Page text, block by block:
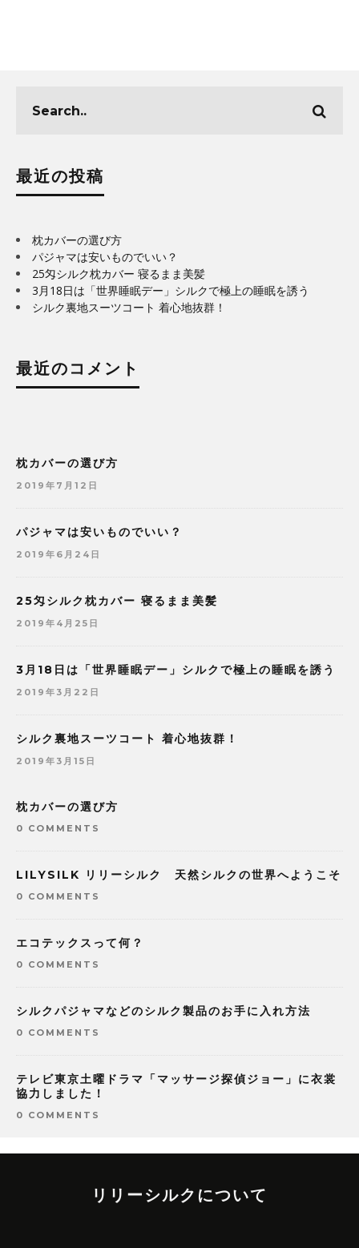
最近の投稿
枕カバーの選び方
パジャマは安いものでいい？
25匁シルク枕カバー 寝るまま美髪
3月18日は「世界睡眠デー」シルクで極上の睡眠を誘う
シルク裏地スーツコート 着心地抜群！
最近のコメント
枕カバーの選び方
2019年7月12日
パジャマは安いものでいい？
2019年6月24日
25匁シルク枕カバー 寝るまま美髪
2019年4月25日
3月18日は「世界睡眠デー」シルクで極上の睡眠を誘う
2019年3月22日
シルク裏地スーツコート 着心地抜群！
2019年3月15日
枕カバーの選び方
0 COMMENTS
LILYSILK リリーシルク 天然シルクの世界へようこそ
0 COMMENTS
エコテックスって何？
0 COMMENTS
シルクパジャマなどのシルク製品のお手に入れ方法
0 COMMENTS
テレビ東京土曜ドラマ「マッサージ探偵ジョー」に衣裳
協力しました！
0 COMMENTS
リリーシルクについて